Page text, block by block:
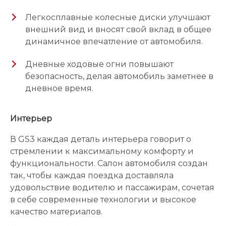
Легкосплавные колесные диски улучшают
внешний вид и вносят свой вклад в общее
динамичное впечатление от автомобиля.
Дневные ходовые огни повышают
безопасность, делая автомобиль заметнее в
дневное время.
Интерьер
В GS3 каждая деталь интерьера говорит о
стремлении к максимальному комфорту и
функциональности. Салон автомобиля создан
так, чтобы каждая поездка доставляла
удовольствие водителю и пассажирам, сочетая
в себе современные технологии и высокое
качество материалов.